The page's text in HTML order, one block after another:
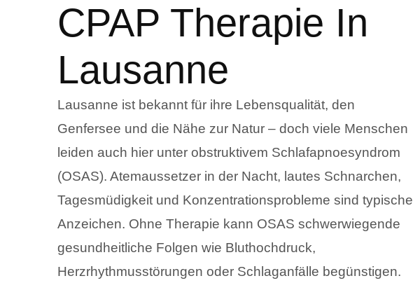
CPAP Therapie In
Lausanne
Lausanne ist bekannt für ihre Lebensqualität, den
Genfersee und die Nähe zur Natur – doch viele Menschen
leiden auch hier unter obstruktivem Schlafapnoesyndrom
(OSAS). Atemaussetzer in der Nacht, lautes Schnarchen,
Tagesmüdigkeit und Konzentrationsprobleme sind typische
Anzeichen. Ohne Therapie kann OSAS schwerwiegende
gesundheitliche Folgen wie Bluthochdruck,
Herzrhythmusstörungen oder Schlaganfälle begünstigen.